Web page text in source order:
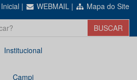
| WEBMAIL | Mapa do Site
Institucional
Campi